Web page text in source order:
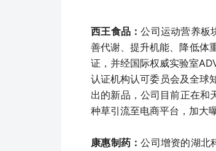
西王食品：公司运动营养板
善代谢、提升机能、降低体
证，并经国际权威实验室
认证机构认可委员会及全球
出的新品，公司目前正在和
种草引流至电商平台，加大
康惠制药：公司增资的湖北